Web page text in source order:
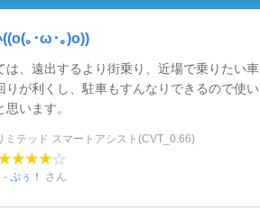
｡･ω･｡)o))
は、遠出するより街乗り、近場で乗りたい車
りが利くし、駐車もすんなりできるので使い
います。
ミテッド スマートアシスト(CVT_0.66)
ぷぅ！ さん